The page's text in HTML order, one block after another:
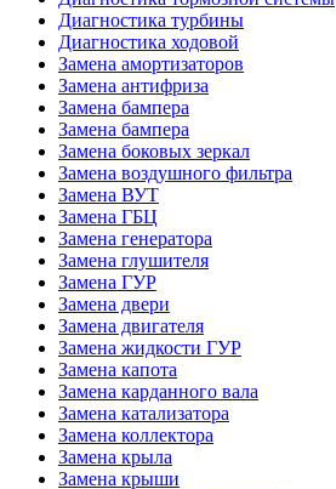
Диагностика турбины
Диагностика ходовой
Замена амортизаторов
Замена антифриза
Замена бампера
Замена бампера
Замена боковых зеркал
Замена воздушного фильтра
Замена ВУТ
Замена ГБЦ
Замена генератора
Замена глушителя
Замена ГУР
Замена двери
Замена двигателя
Замена жидкости ГУР
Замена капота
Замена карданного вала
Замена катализатора
Замена коллектора
Замена крыла
Замена крыши